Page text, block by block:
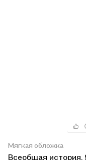
Мягкая обложка
Всеобщая история.